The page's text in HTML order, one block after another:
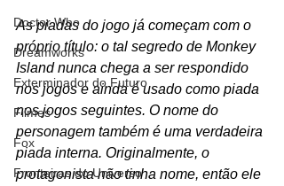
Doctor Who
Dreamworks
Exterminador do Futuro
Filmes
Fox
Fronteiras do Universo
As piadas do jogo já começam com o
próprio título: o tal segredo de Monkey
Island nunca chega a ser respondido
nos jogos e ainda é usado como piada
nos jogos seguintes. O nome do
personagem também é uma verdadeira
piada interna. Originalmente, o
protagonista não tinha nome, então ele